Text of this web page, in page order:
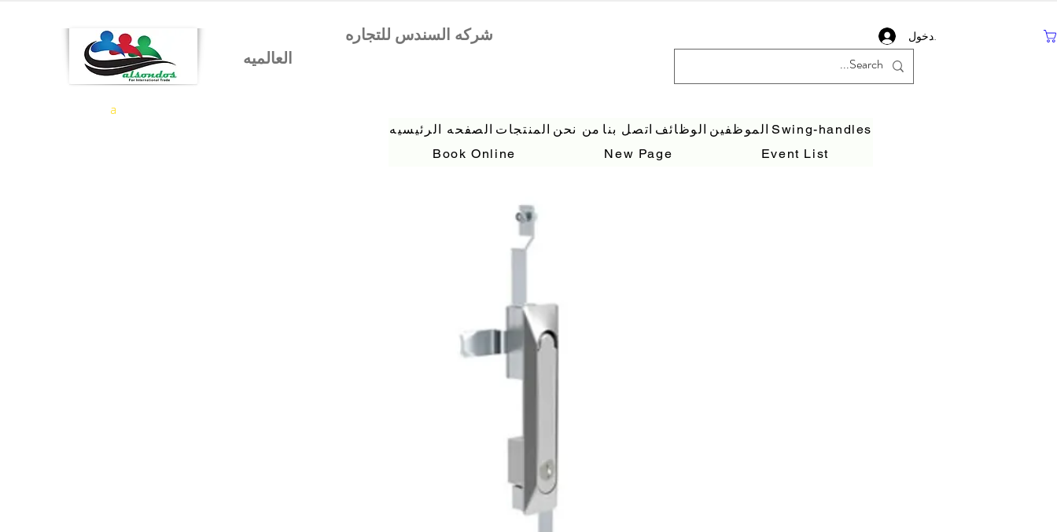
تسجيل دخول
الصفحه الرئيسيه المنتجات من نحن اتصل بنا الوظائف الموظفين Swing-handles
Book Online
New Page Event List
a